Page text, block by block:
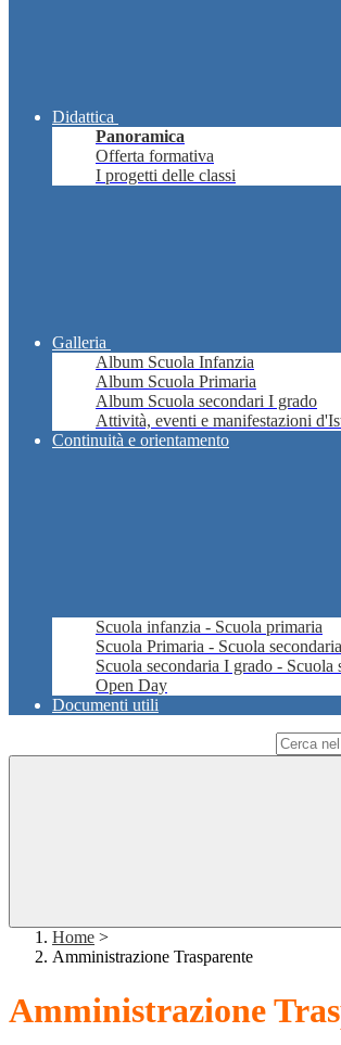
Didattica
Panoramica
Offerta formativa
I progetti delle classi
Galleria
Album Scuola Infanzia
Album Scuola Primaria
Album Scuola secondari I grado
Attività, eventi e manifestazioni
Continuità e orientamento
Scuola infanzia - Scuola primaria
Scuola Primaria - Scuola
Scuola secondaria I grado - Scuola
Open Day
Documenti utili
Home >
Amministrazione Trasparente
Amministrazione